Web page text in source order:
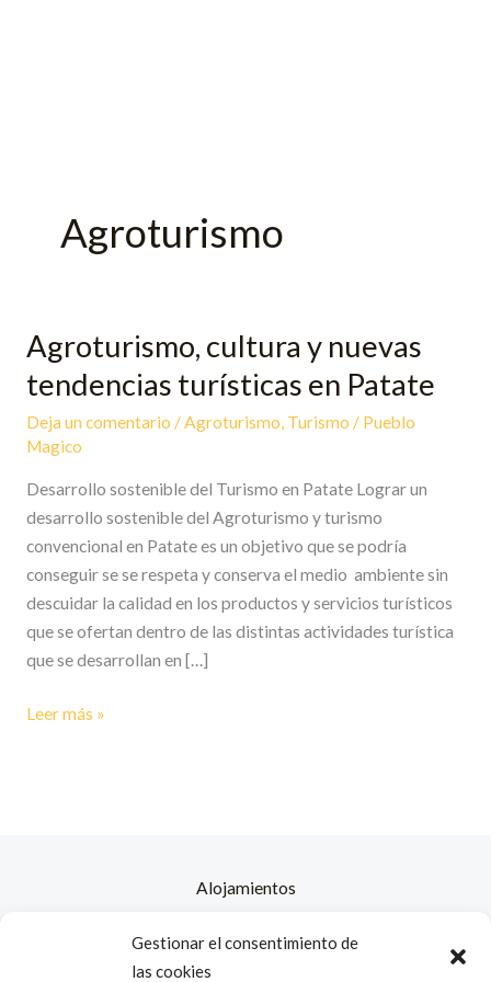
Gestionar el consentimiento de
las cookies
Agroturismo
Agroturismo, cultura y nuevas
tendencias turísticas en Patate
Deja un comentario /Agroturismo, Turismo / Pueblo
Magico
Desarrollo sostenible del Turismo en Patate Lograr un
desarrollo sostenible del Agroturismo y turismo
convencional en Patate es un objetivo que se podría
conseguir se se respeta y conserva el medio ambiente sin
descuidar la calidad en los productos y servicios turísticos
que se ofertan dentro de las distintas actividades turística
que se desarrollan en […]
Agroturismo,
cultura
y
nuevas
tendencias
turísticas
en
Patate
Leer más »
Alojamientos
Nosotros